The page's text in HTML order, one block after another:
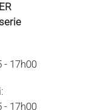
- 17h00
- 17h00